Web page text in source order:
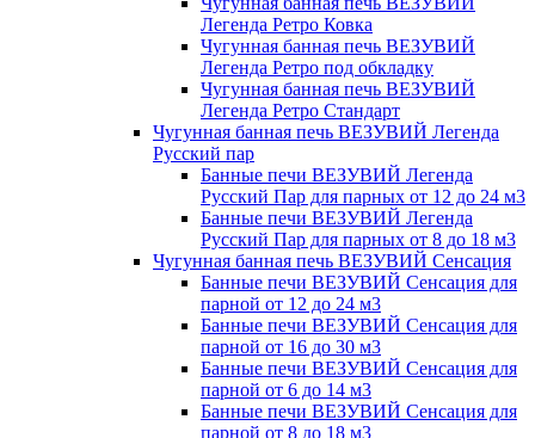
Легенда Ретро Ковка
Чугунная банная печь ВЕЗУВИЙ
Легенда Ретро под обкладку
Чугунная банная печь ВЕЗУВИЙ
Легенда Ретро Стандарт
Чугунная банная печь ВЕЗУВИЙ Легенда
Русский пар
Банные печи ВЕЗУВИЙ Легенда
Русский Пар для парных от 12 до 24 м3
Банные печи ВЕЗУВИЙ Легенда
Русский Пар для парных от 8 до 18 м3
Чугунная банная печь ВЕЗУВИЙ Сенсация
Банные печи ВЕЗУВИЙ Сенсация для
парной от 12 до 24 м3
Банные печи ВЕЗУВИЙ Сенсация для
парной от 16 до 30 м3
Банные печи ВЕЗУВИЙ Сенсация для
парной от 6 до 14 м3
Банные печи ВЕЗУВИЙ Сенсация для
парной от 8 до 18 м3